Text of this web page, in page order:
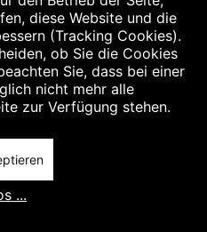
(
Martin
Blüml
2127
-
Martin
diese Website und die
(Tracking Cookies).
ob Sie die Cookies
Sie, dass bei einer
nicht mehr alle
zur Verfügung stehen.
...